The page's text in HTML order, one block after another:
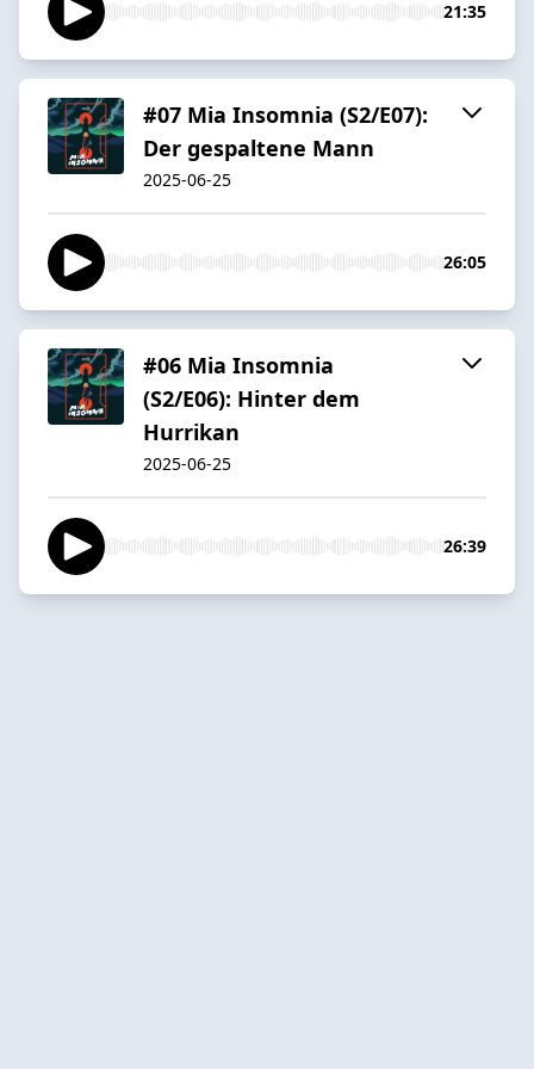
21:35
#07 Mia Insomnia (S2/E07):
Der gespaltene Mann
2025-06-25
26:05
#06 Mia Insomnia
(S2/E06): Hinter dem
Hurrikan
2025-06-25
26:39